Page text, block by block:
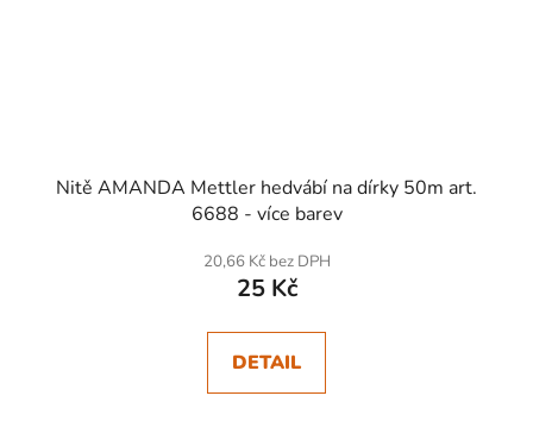
Nitě AMANDA Mettler hedvábí na dírky 50m art.
6688 - více barev
20,66 Kč bez DPH
25 Kč
DETAIL